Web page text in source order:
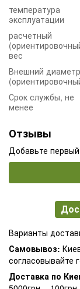
температура
эксплуатации
расчетный
вес
Внешний диаметр
Срок службы, не
менее
Отзывы
Добавьте
Варианты
Самовывоз:
согласовывайте
Доставка по